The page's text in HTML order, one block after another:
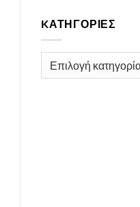
KΑΤΗΓΟΡΊΕΣ
Kατηγορίες